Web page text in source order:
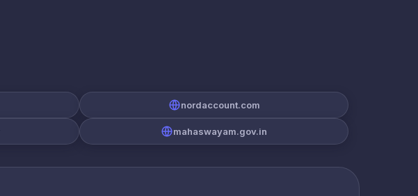
nordaccount.com
mahaswayam.gov.in